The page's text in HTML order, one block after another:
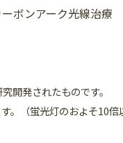
ボンアーク光線治療
開発されたものです。
。（蛍光灯のおよそ10倍